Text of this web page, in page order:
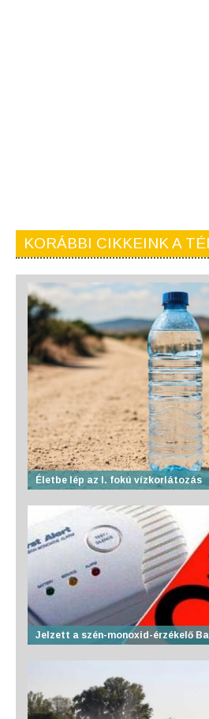
KORÁBBI CIKKEINK A
Életbe lép az I. fokú vízkorlátozás
Jelzett a szén-monoxid-érzékelő